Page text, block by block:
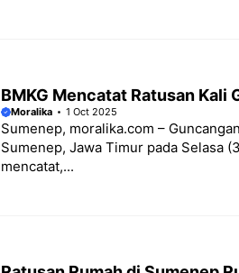
BMKG Mencatat Ratusan Kali
Moralika 1 Oct 2025
Sumenep, moralika.com –
Sumenep, Jawa Timur pada Selasa
mencatat,...